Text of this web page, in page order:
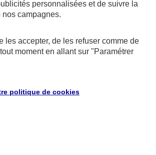
selon les conditions prévues
personnalisées et de suivre la
nos campagnes.
les accepter, de les refuser comme de
moment en allant sur "Paramétrer
politique de cookies